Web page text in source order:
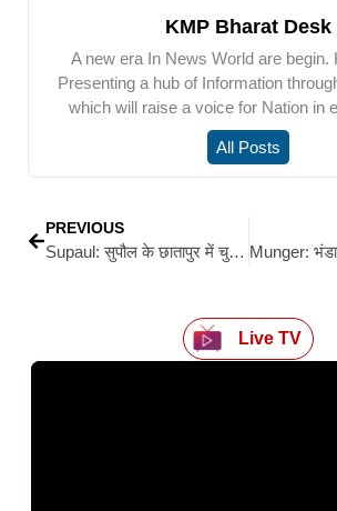
KMP Bharat Desk
A new era In News World are begin.
Presenting a hub of Information
which will raise a voice for Nation in
All Posts
PREVIOUS
Supaul: सुपौल के छातापुर में चुगलखोर चुगला का मुंह जलाने के साथ सम्पन्न हुआ मिथिला का लोक पर्व ‘सामा-चकेवा’
Live TV